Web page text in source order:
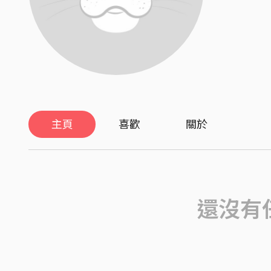
主頁 喜歡 關於
還沒有